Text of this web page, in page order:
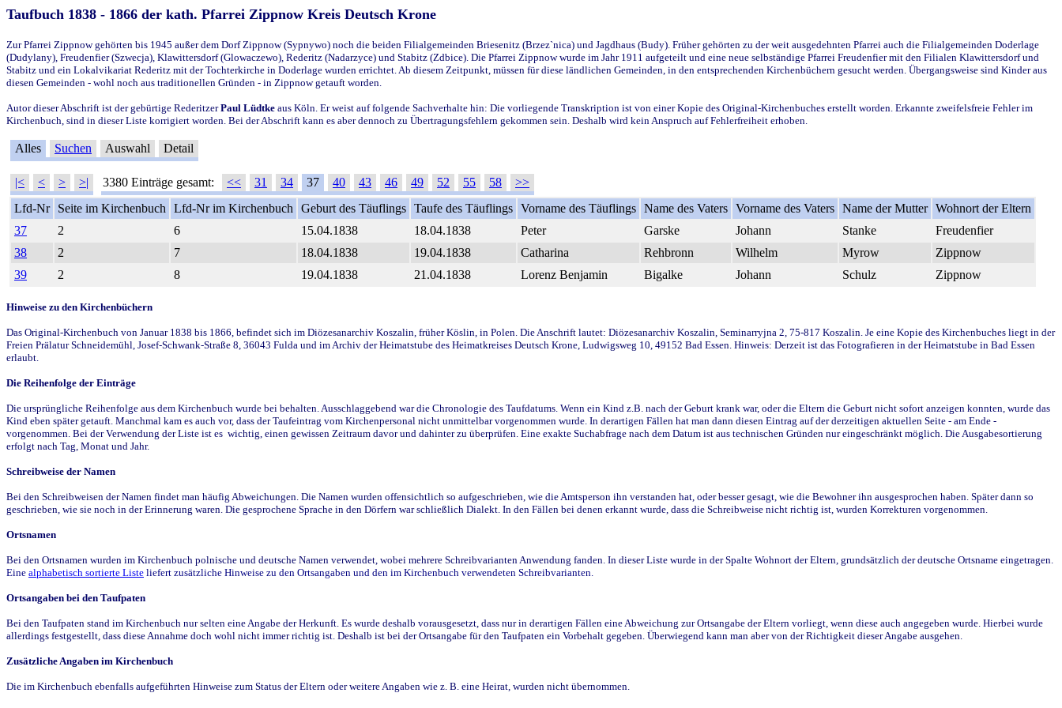
Taufbuch 1838 - 1866 der kath. Pfarrei Zippnow Kreis Deutsch Krone
Zur Pfarrei Zippnow gehörten bis 1945 außer dem Dorf Zippnow (Sypnywo) noch die beiden Filialgemeinden Briesenitz (Brzez`nica) und Jagdhaus (Budy). Früher gehörten zu der weit ausgedehnten Pfarrei auch die Filialgemeinden Doderlage
(Dudylany), Freudenfier (Szwecja), Klawittersdorf (Glowaczewo), Rederitz (Nadarzyce) und Stabitz (Zdbice). Die Pfarrei Zippnow wurde im Jahr 1911 aufgeteilt und eine neue selbständige Pfarrei Freudenfier mit den Filialen Klawittersdorf und
Stabitz und ein Lokalvikariat Rederitz mit der Tochterkirche in Doderlage wurden errichtet. Ab diesem Zeitpunkt, müssen für diese ländlichen Gemeinden, in den entsprechenden Kirchenbüchern gesucht werden. Übergangsweise sind Kinder aus
diesen Gemeinden - wohl noch aus traditionellen Gründen - in Zippnow getauft worden.
Autor dieser Abschrift ist der gebürtige RederitzerPaul Lüdtke aus Köln. Er weist auf folgende Sachverhalte hin: Die vorliegende Transkription ist von einer Kopie des Original-Kirchenbuches erstellt worden. Erkannte zweifelsfreie Fehler im
Kirchenbuch, sind in dieser Liste korrigiert worden. Bei der Abschrift kann es aber dennoch zu Übertragungsfehlern gekommen sein. Deshalb wird kein Anspruch auf Fehlerfreiheit erhoben.
Alles Suchen Auswahl Detail
|< < > >| 3380 Einträge gesamt: << 31 34 37 40 43 46 49 52 55 58
>>
Lfd-Nr
Seite im Kirchenbuch Lfd-Nr im Kirchenbuch Geburt des Täuflings Taufe des Täuflings Vorname des Täuflings Name des Vaters Vorname des Vaters Name der Mutter Wohnort der Eltern
37
2 6 15.04.1838 18.04.1838 Peter Garske Johann Stanke
Freudenfier
38
2 7 18.04.1838 19.04.1838 Catharina Rehbronn Wilhelm Myrow
Zippnow
39
2 8 19.04.1838 21.04.1838 Lorenz Benjamin Bigalke Johann Schulz Zippnow
Hinweise zu den Kirchenbüchern
Das Original-Kirchenbuch von Januar 1838 bis 1866, befindet sich im Diözesanarchiv Koszalin, früher Köslin, in Polen. Die Anschrift lautet: Diözesanarchiv Koszalin, Seminarryjna 2, 75-817 Koszalin. Je eine Kopie des Kirchenbuches liegt in der
Freien Prälatur Schneidemühl, Josef-Schwank-Straße 8, 36043 Fulda und im Archiv der Heimatstube des Heimatkreises Deutsch Krone, Ludwigsweg 10, 49152 Bad Essen. Hinweis: Derzeit ist das Fotografieren in der Heimatstube in Bad Essen
erlaubt.
Die Reihenfolge der Einträge
Die ursprüngliche Reihenfolge aus dem Kirchenbuch wurde bei behalten. Ausschlaggebend war die Chronologie des Taufdatums. Wenn ein Kind z.B. nach der Geburt krank war, oder die Eltern die Geburt nicht sofort anzeigen konnten, wurde das
Kind eben später getauft. Manchmal kam es auch vor, dass der Taufeintrag vom Kirchenpersonal nicht unmittelbar vorgenommen wurde. In derartigen Fällen hat man dann diesen Eintrag auf der derzeitigen aktuellen Seite - am Ende -
vorgenommen. Bei der Verwendung der Liste ist es wichtig, einen gewissen Zeitraum davor und dahinter zu überprüfen. Eine exakte Suchabfrage nach dem Datum ist aus technischen Gründen nur eingeschränkt möglich. Die Ausgabesortierung
erfolgt nach Tag, Monat und Jahr.
Schreibweise der Namen
Bei den Schreibweisen der Namen findet man häufig Abweichungen. Die Namen wurden offensichtlich so aufgeschrieben, wie die Amtsperson ihn verstanden hat, oder besser gesagt, wie die Bewohner ihn ausgesprochen haben. Später dann so
geschrieben, wie sie noch in der Erinnerung waren. Die gesprochene Sprache in den Dörfern war schließlich Dialekt. In den Fällen bei denen erkannt wurde, dass die Schreibweise nicht richtig ist, wurden Korrekturen vorgenommen.
Ortsnamen
Bei den Ortsnamen wurden im Kirchenbuch polnische und deutsche Namen verwendet, wobei mehrere Schreibvarianten Anwendung fanden. In dieser Liste wurde in der Spalte Wohnort der Eltern, grundsätzlich der deutsche Ortsname eingetragen.
Eine alphabetisch sortierte Liste liefert zusätzliche Hinweise zu den Ortsangaben und den im Kirchenbuch verwendeten Schreibvarianten.
Ortsangaben bei den Taufpaten
Bei den Taufpaten stand im Kirchenbuch nur selten eine Angabe der Herkunft. Es wurde deshalb vorausgesetzt, dass nur in derartigen Fällen eine Abweichung zur Ortsangabe der Eltern vorliegt, wenn diese auch angegeben wurde. Hierbei wurde
allerdings festgestellt, dass diese Annahme doch wohl nicht immer richtig ist. Deshalb ist bei der Ortsangabe für den Taufpaten ein Vorbehalt gegeben. Überwiegend kann man aber von der Richtigkeit dieser Angabe ausgehen.
Zusätzliche Angaben im Kirchenbuch
Die im Kirchenbuch ebenfalls aufgeführten Hinweise zum Status der Eltern oder weitere Angaben wie z. B. eine Heirat, wurden nicht übernommen.